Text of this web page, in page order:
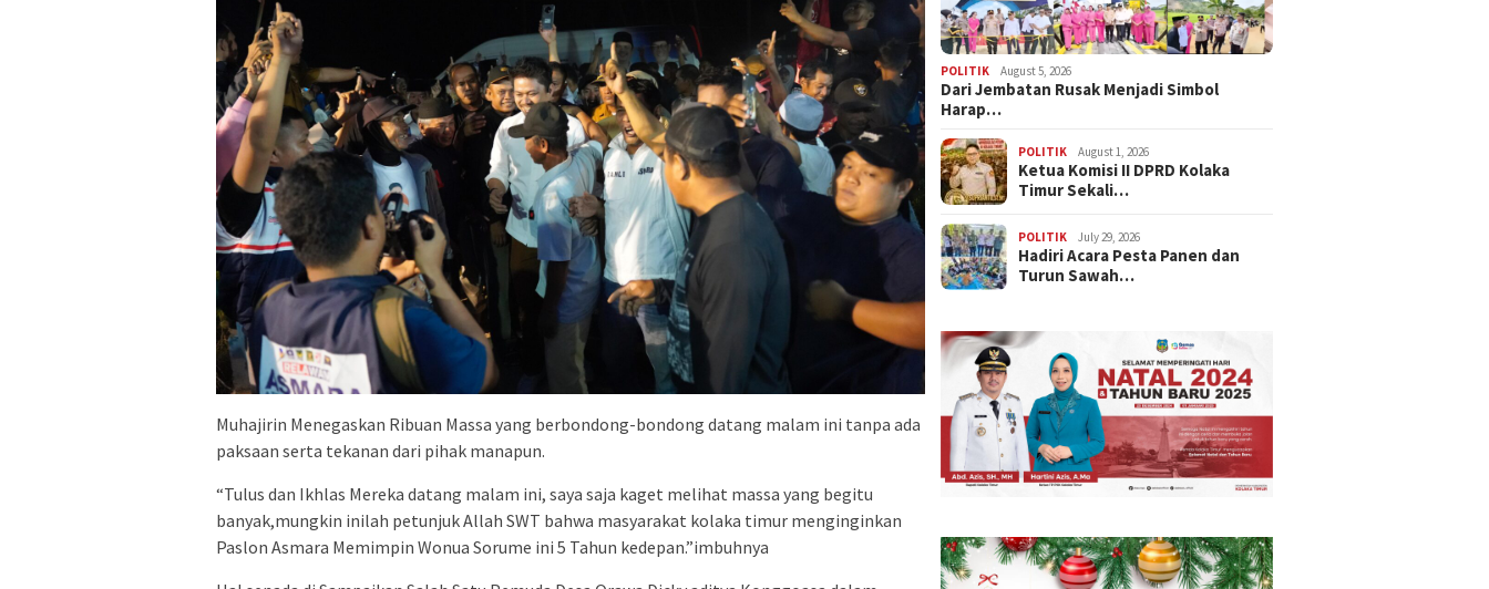
Muhajirin Menegaskan Ribuan Massa yang berbondong-bondong datang malam ini tanpa ada
paksaan serta tekanan dari pihak manapun.
“Tulus dan Ikhlas Mereka datang malam ini, saya saja kaget melihat massa yang begitu
banyak,mungkin inilah petunjuk Allah SWT bahwa masyarakat kolaka timur menginginkan
Paslon Asmara Memimpin Wonua Sorume ini 5 Tahun kedepan.”imbuhnya
POLITIK August 5, 2026
Dari Jembatan Rusak Menjadi Simbol
Harap…
POLITIK August 1, 2026
Ketua Komisi II DPRD Kolaka
Timur Sekali…
POLITIK July 29, 2026
Hadiri Acara Pesta Panen dan
Turun Sawah…